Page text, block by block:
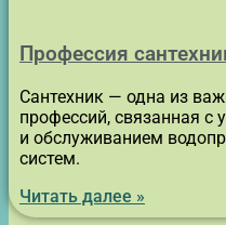
Профессия
Сантехник — одна из
профессий, связанная с
и обслуживанием
систем.
Читать далее »